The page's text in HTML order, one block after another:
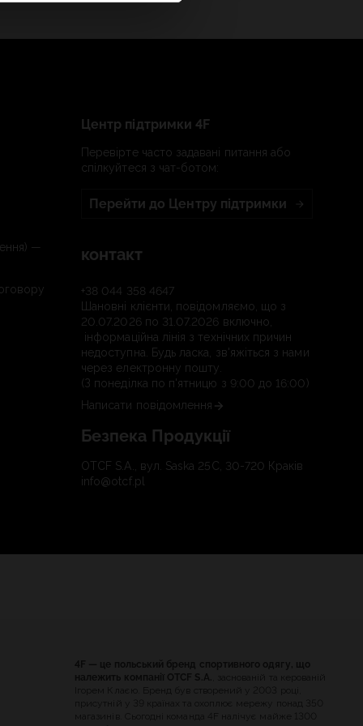
—
Центр підтримки 4F
Перевірте часто задавані питання або
спілкуйтеся з чат-ботом:
Перейти до Центру підтримки
контакт
+38 044 358 4647
Шановні клієнти, повідомляємо, що з
20.07.2026 по 31.07.2026 включно,
інформаційна лінія з технічних причин
недоступна. Будь ласка, зв'яжіться з нами
через електронну пошту.
(З понеділка по п'ятницю з 9:00 до 16:00)
Написати повідомлення
Безпека Продукції
OTCF S.A., вул. Saska 25C, 30-720 Краків
info@otcf.pl